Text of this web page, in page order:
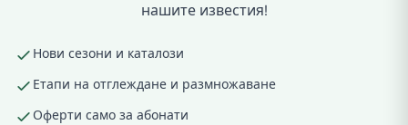
нашите известия!
Нови сезони и каталози
Етапи на отглеждане и размножаване
Оферти само за абонати